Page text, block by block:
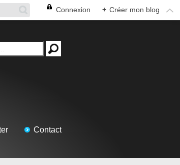
Connexion + Créer mon blog
Contact